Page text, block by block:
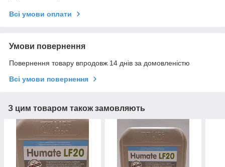
Всі умови оплати
Умови повернення
Повернення товару впродовж 14 днів за домовленістю
Всі умови повернення
З цим товаром також замовляють